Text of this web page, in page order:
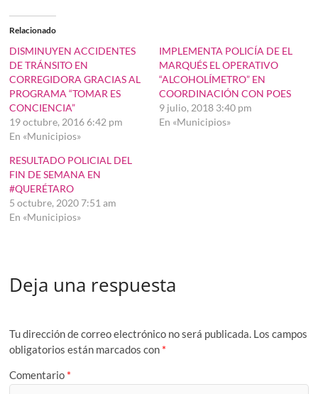
Relacionado
DISMINUYEN ACCIDENTES
DE TRÁNSITO EN
CORREGIDORA GRACIAS AL
PROGRAMA “TOMAR ES
CONCIENCIA”
19 octubre, 2016 6:42 pm
En «Municipios»
IMPLEMENTA POLICÍA DE EL
MARQUÉS EL OPERATIVO
“ALCOHOLÍMETRO” EN
COORDINACIÓN CON POES
9 julio, 2018 3:40 pm
En «Municipios»
RESULTADO POLICIAL DEL
FIN DE SEMANA EN
#QUERÉTARO
5 octubre, 2020 7:51 am
En «Municipios»
Deja una respuesta
Tu dirección de correo electrónico no será publicada. Los campos
obligatorios están marcados con *
Comentario *